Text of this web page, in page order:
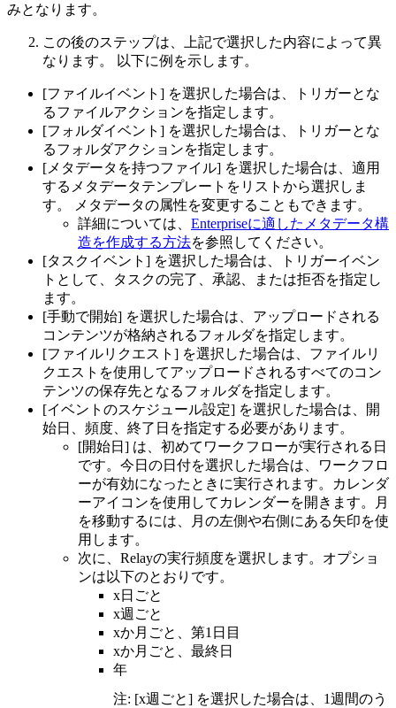
みとなります。
この後のステップは、上記で選択した内容によって異
なります。 以下に例を示します。
[ファイルイベント] を選択した場合は、トリガーとな
るファイルアクションを指定します。
[フォルダイベント] を選択した場合は、トリガーとな
るフォルダアクションを指定します。
[メタデータを持つファイル] を選択した場合は、適用
するメタデータテンプレートをリストから選択しま
す。 メタデータの属性を変更することもできます。
詳細については、 Enterpriseに適したメタデータ構
造を作成する方法を参照してください。
[タスクイベント] を選択した場合は、トリガーイベン
トとして、タスクの完了、承認、または拒否を指定し
ます。
[手動で開始] を選択した場合は、アップロードされる
コンテンツが格納されるフォルダを指定します。
[ファイルリクエスト] を選択した場合は、ファイルリ
クエストを使用してアップロードされるすべてのコン
テンツの保存先となるフォルダを指定します。
[イベントのスケジュール設定] を選択した場合は、開
始日、頻度、終了日を指定する必要があります。
[開始日] は、初めてワークフローが実行される日
です。今日の日付を選択した場合は、ワークフロ
ーが有効になったときに実行されます。カレンダ
ーアイコンを使用してカレンダーを開きます。月
を移動するには、月の左側や右側にある矢印を使
用します。
次に、Relayの実行頻度を選択します。オプショ
ンは以下のとおりです。
x日ごと
x週ごと
xか月ごと、第1日目
xか月ごと、最終日
年
注: [x週ごと] を選択した場合は、1週間のう